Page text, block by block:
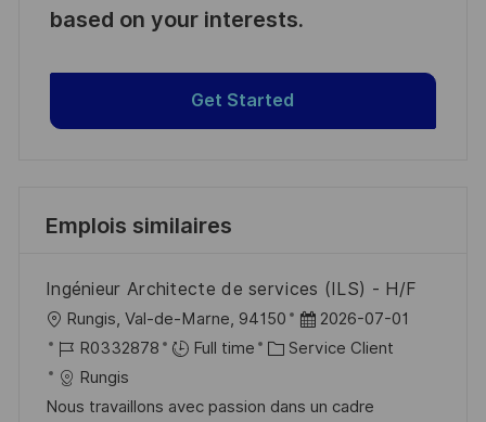
based on your interests.
Get Started
Emplois similaires
Ingénieur Architecte de services (ILS) - H/F
o
c
a
Rungis, Val-de-Marne, 94150
D
a
e
2026-07-01
R
é
f
R0332878 Full time
C
t
Service Client
Rungis
Nous travaillons avec passion dans un cadre